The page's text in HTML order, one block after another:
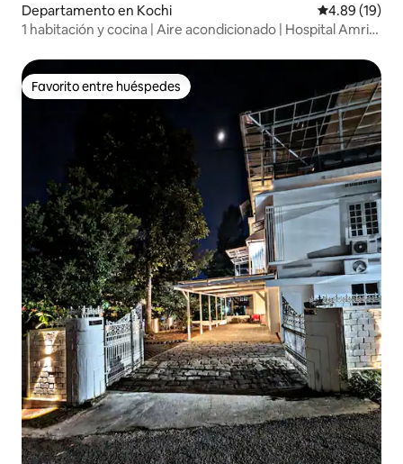
Departamento en Kochi Calificación
4.89 (19)
1 habitación y cocina | Aire acondicionado | Hospital Amrita
Favorito entre huéspedes
Favorito entre huéspedes